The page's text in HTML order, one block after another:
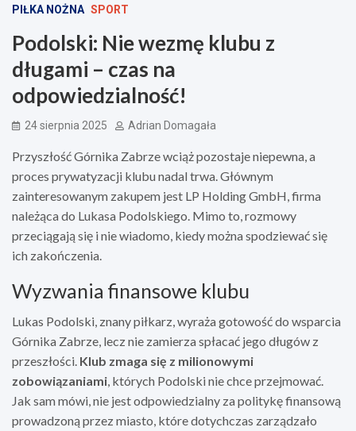
PIŁKA NOŻNA SPORT
Podolski: Nie wezmę klubu z
długami – czas na
odpowiedzialność!
24 sierpnia 2025 Adrian Domagała
Przyszłość Górnika Zabrze wciąż pozostaje niepewna, a
proces prywatyzacji klubu nadal trwa. Głównym
zainteresowanym zakupem jest LP Holding GmbH, firma
należąca do Lukasa Podolskiego. Mimo to, rozmowy
przeciągają się i nie wiadomo, kiedy można spodziewać się
ich zakończenia.
Wyzwania finansowe klubu
Lukas Podolski, znany piłkarz, wyraża gotowość do wsparcia
Górnika Zabrze, lecz nie zamierza spłacać jego długów z
przeszłości. Klub zmaga się z milionowymi
zobowiązaniami, których Podolski nie chce przejmować.
Jak sam mówi, nie jest odpowiedzialny za politykę finansową
prowadzoną przez miasto, które dotychczas zarządzało